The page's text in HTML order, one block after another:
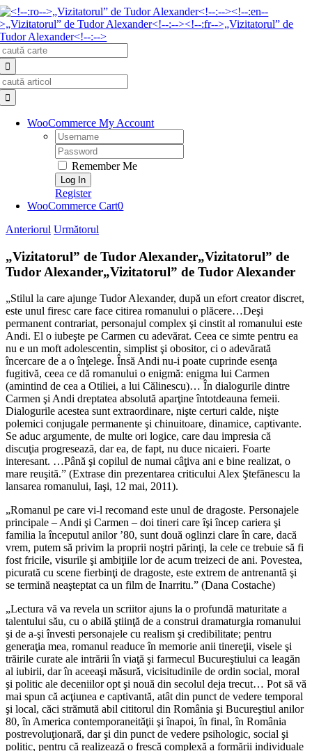
Skip
to
content
WooCommerce My Account
Username:
Password:
Remember Me
Register
WooCommerce Cart0
Anteriorul Următorul
„Vizitatorul” de Tudor Alexander„Vizitatorul” de
Tudor Alexander„Vizitatorul” de Tudor Alexander
„Stilul la care ajunge Tudor Alexander, după un efort creator discret,
este unul firesc care face citirea romanului o plăcere…Deşi
permanent contrariat, personajul complex şi cinstit al romanului este
Andi. El o iubeşte pe Carmen cu adevărat. Ceea ce simte pentru ea
nu e un moft adolescentin, simplist şi obositor, ci o adevărată
încercare de a o înţelege. Însă Andi nu-i poate cuprinde esenţa
fugitivă, ceea ce dă romanului o enigmă: enigma lui Carmen
(amintind de cea a Otiliei, a lui Călinescu)… În dialogurile dintre
Carmen şi Andi dreptatea absolută aparţine întotdeauna femeii.
Dialogurile acestea sunt extraordinare, nişte certuri calde, nişte
polemici conjugale permanente şi chinuitoare, dinamice, captivante.
Se aduc argumente, de multe ori logice, care dau impresia că
discuţia progresează, dar ea, de fapt, nu duce nicaieri. Foarte
interesant. …Până şi copilul de numai câţiva ani e bine realizat, o
mare reuşită.” (Extrase din prezentarea criticului Alex Ştefănescu la
lansarea romanului, Iaşi, 12 mai, 2011).
„Romanul pe care vi-l recomand este unul de dragoste. Personajele
principale – Andi şi Carmen – doi tineri care îşi încep cariera şi
familia la începutul anilor ’80, sunt două oglinzi clare în care, dacă
vrem, putem să privim la proprii noştri părinţi, la cele ce trebuie să fi
fost fricile, visurile şi ambiţiile lor de acum treizeci de ani. Povestea,
picurată cu scene fierbinţi de dragoste, este extrem de antrenantă şi
se termină neaşteptat ca un film de Inarritu.” (Dana Costache)
„Lectura vă va revela un scriitor ajuns la o profundă maturitate a
talentului său, cu o abilă ştiinţă de a construi dramaturgia romanului
şi de a-şi învesti personajele cu realism şi credibilitate; pentru
generaţia mea, romanul readuce în memorie anii tinereţii, visele şi
trăirile curate ale intrării în viaţă şi farmecul Bucureştiului ca leagăn
al iubirii, dar în aceeaşi măsură, vicisitudinile de ordin social, moral
şi politic ale deceniilor opt şi nouă din secolul deja trecut… Pot să vă
mai spun că acţiunea e captivantă, atât din punct de vedere temporal
şi local, căci strămută abil cititorul din România şi Bucureştiul anilor
80, în America contemporaneităţii şi înapoi, în final, în România
postrevoluţionară, dar şi din punct de vedere psihologic, social şi
politic, pentru că realizează o frescă complexă a formării individuale